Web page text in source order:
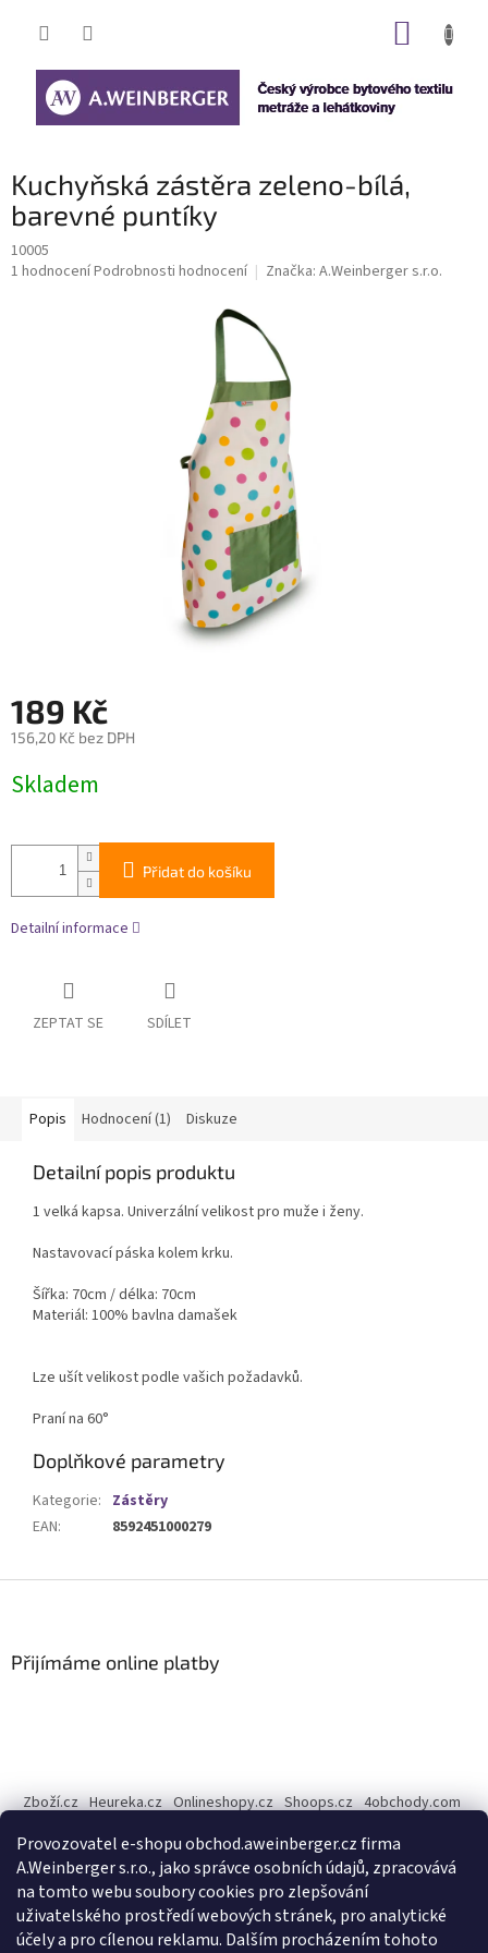
Provozovatel e-shopu obchod.aweinberger.cz firma
A.Weinberger s.r.o., jako správce osobních údajů, zpracovává
na tomto webu soubory cookies pro zlepšování
uživatelského prostředí webových stránek, pro analytické
účely a pro cílenou reklamu. Dalším procházením tohoto
Kuchyňská zástěra zeleno-bílá,
barevné puntíky
10005
Průměrné
1 hodnoceníPodrobnosti hodnocení Značka: A.Weinberger s.r.o.
189 Kč
156,20 Kč bez DPH
cena:
Skladem
Přidat do košíku
Detailní informace
ZEPTAT SE SDÍLET
Popis Hodnocení (1) Diskuze
Detailní popis produktu
1 velká kapsa. Univerzální velikost pro muže i ženy.
Nastavovací páska kolem krku.
Šířka: 70cm / délka: 70cm
Materiál: 100% bavlna damašek
Lze ušít velikost podle vašich požadavků.
Praní na 60°
Doplňkové parametry
Kategorie: Zástěry
EAN: 8592451000279
Přijímáme online platby
Zboží.cz Heureka.cz Onlineshopy.cz Shoops.cz 4obchody.com
Internetové obchody online, srovnání cen - Dobchody.cz
A.Weinberger on